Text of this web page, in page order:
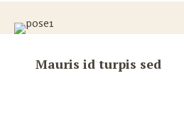
Mauris id turpis sed